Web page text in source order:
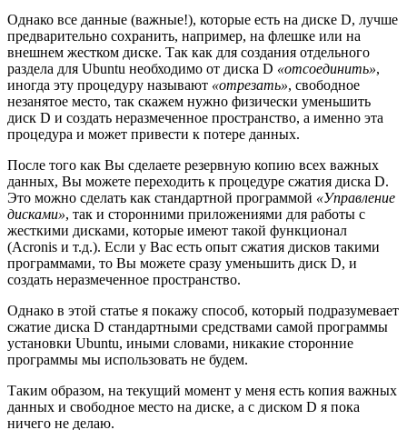
Однако все данные (важные!), которые есть на диске D, лучше
предварительно сохранить, например, на флешке или на
внешнем жестком диске. Так как для создания отдельного
раздела для Ubuntu необходимо от диска D «отсоединить»,
иногда эту процедуру называют «отрезать», свободное
незанятое место, так скажем нужно физически уменьшить
диск D и создать неразмеченное пространство, а именно эта
процедура и может привести к потере данных.
После того как Вы сделаете резервную копию всех важных
данных, Вы можете переходить к процедуре сжатия диска D.
Это можно сделать как стандартной программой «Управление
дисками», так и сторонними приложениями для работы с
жесткими дисками, которые имеют такой функционал
(Acronis и т.д.). Если у Вас есть опыт сжатия дисков такими
программами, то Вы можете сразу уменьшить диск D, и
создать неразмеченное пространство.
Однако в этой статье я покажу способ, который подразумевает
сжатие диска D стандартными средствами самой программы
установки Ubuntu, иными словами, никакие сторонние
программы мы использовать не будем.
Таким образом, на текущий момент у меня есть копия важных
данных и свободное место на диске, а с диском D я пока
ничего не делаю.